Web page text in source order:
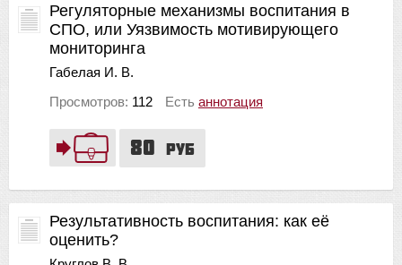
80 руб
Регуляторные механизмы воспитания в
СПО, или Уязвимость мотивирующего
мониторинга
Габелая И. В.
Просмотров: 112 Есть аннотация
Результативность воспитания: как её
оценить?